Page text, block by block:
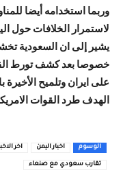
وربما استخدامه أيضا
لاستمرار الخلافات حول
يشير إلى ان السعودية
خصوصا بعد كشف تورط
على ايران وتلميح الأخيرة
الهدف طرد القوات
الوسوم اخبار اليمن اخر
تقارب سعودي مع صنعاء